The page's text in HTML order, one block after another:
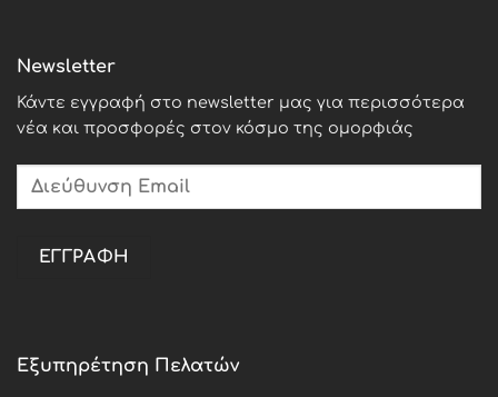
Εξυπηρέτηση Πελατών
Newsletter
Κάντε εγγραφή στο newsletter μας για περισσότερα
νέα και προσφορές στον κόσμο της ομορφιάς